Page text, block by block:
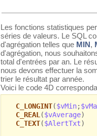
Les fonctions statistiques
séries de valeurs. Le SQL
d'agrégation telles que MIN ,
d'agrégation, nous
total d'entrées par an. Le
nous devons effectuer la
trier le résultat par année.
Voici le code 4D
C_LONGINT($vMin;
C_REAL($vAverage)
C_TEXT($AlertTxt)